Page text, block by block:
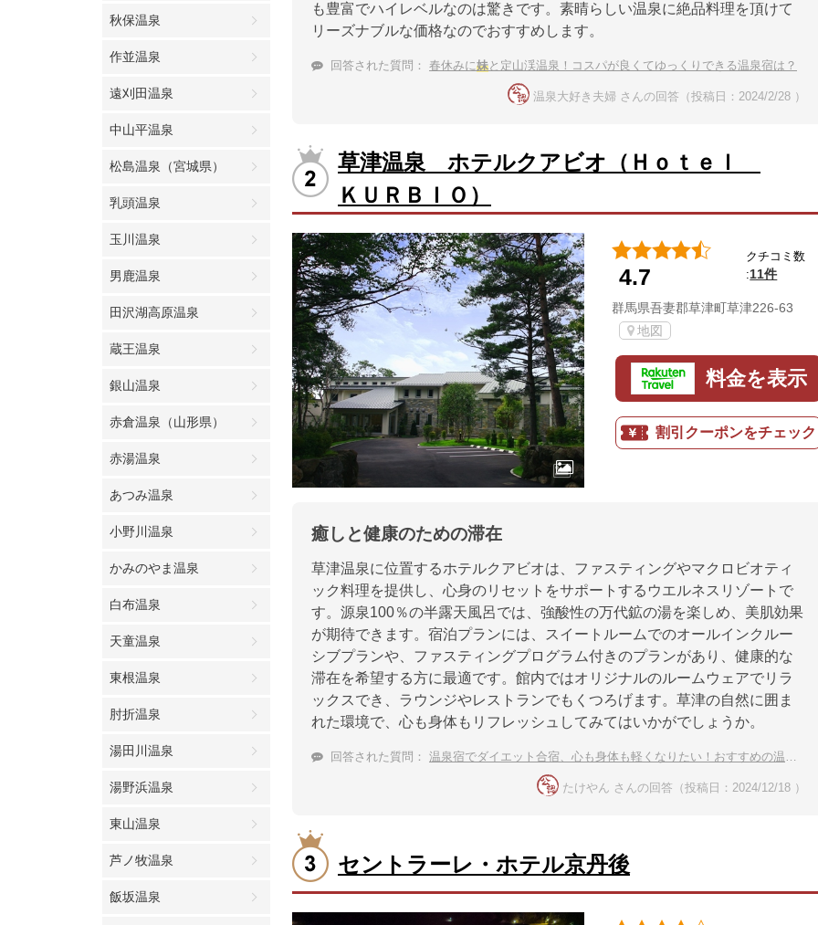
秋保温泉
作並温泉
遠刈田温泉
中山平温泉
松島温泉（宮城県）
乳頭温泉
玉川温泉
男鹿温泉
田沢湖高原温泉
蔵王温泉
銀山温泉
赤倉温泉（山形県）
赤湯温泉
あつみ温泉
小野川温泉
かみのやま温泉
白布温泉
天童温泉
東根温泉
肘折温泉
湯田川温泉
湯野浜温泉
東山温泉
芦ノ牧温泉
飯坂温泉
も豊富でハイレベルなのは驚きです。素晴らしい温泉に絶品料理を頂けて
リーズナブルな価格なのでおすすめします。
回答された質問： 春休みに妹と定山渓温泉！コスパが良くてゆっくりできる温泉宿は？
温泉大好き夫婦 さんの回答（投稿日：2024/2/28 ）
草津温泉 ホテルクアビオ（Ｈｏｔｅｌ
ＫＵＲＢＩＯ）
4.7
クチコミ数
:11件
群馬県吾妻郡草津町草津226-63
地図
料金を表示
割引クーポンをチェック
癒しと健康のための滞在
草津温泉に位置するホテルクアビオは、ファスティングやマクロビオティ
ック料理を提供し、心身のリセットをサポートするウエルネスリゾートで
す。源泉100％の半露天風呂では、強酸性の万代鉱の湯を楽しめ、美肌効果
が期待できます。宿泊プランには、スイートルームでのオールインクルー
シブプランや、ファスティングプログラム付きのプランがあり、健康的な
滞在を希望する方に最適です。館内ではオリジナルのルームウェアでリラ
ックスでき、ラウンジやレストランでもくつろげます。草津の自然に囲ま
れた環境で、心も身体もリフレッシュしてみてはいかがでしょうか。
回答された質問： 温泉宿でダイエット合宿、心も身体も軽くなりたい！おすすめの温泉宿を教えて下さい。
たけやん さんの回答（投稿日：2024/12/18 ）
セントラーレ・ホテル京丹後